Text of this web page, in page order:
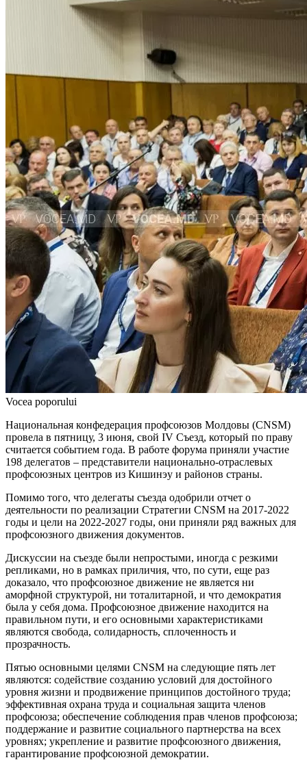
Vocea poporului
Национальная конфедерация профсоюзов Молдовы (CNSM)
провела в пятницу, 3 июня, свой IV Съезд, который по праву
считается событием года. В работе форума приняли участие
198 делегатов – пред­ставители национально-отраслевых
профсоюзных центров из Кишинэу и районов страны.
Помимо того, что делегаты съезда одоб­рили отчет о
деятельности по реализации Стратегии CNSM на 2017-2022
годы и цели на 2022-2027 годы, они приняли ряд важных для
профсоюзного движения документов.
Дискуссии на съезде были непростыми, иногда с резкими
репликами, но в рамках приличия, что, по сути, еще раз
доказало, что профсоюзное движение не является ни
аморфной структурой, ни тоталитарной, и что демократия
была у себя дома. Профсо­юзное движение находится на
правильном пути, и его основными характеристиками
являются свобода, солидарность, сплочен­ность и
прозрачность.
Пятью основными целями CNSM на сле­дующие пять лет
являются: содействие созда­нию условий для достойного
уровня жизни и продвижение принципов достойного тру­да;
эффективная охрана труда и социальная защита членов
профсоюза; обеспечение соблюдения прав членов профсоюза;
поддержание и развитие социального партнерства на всех
уровнях; укрепление и развитие профсоюзного движения,
гарантирование профсоюзной демократии.